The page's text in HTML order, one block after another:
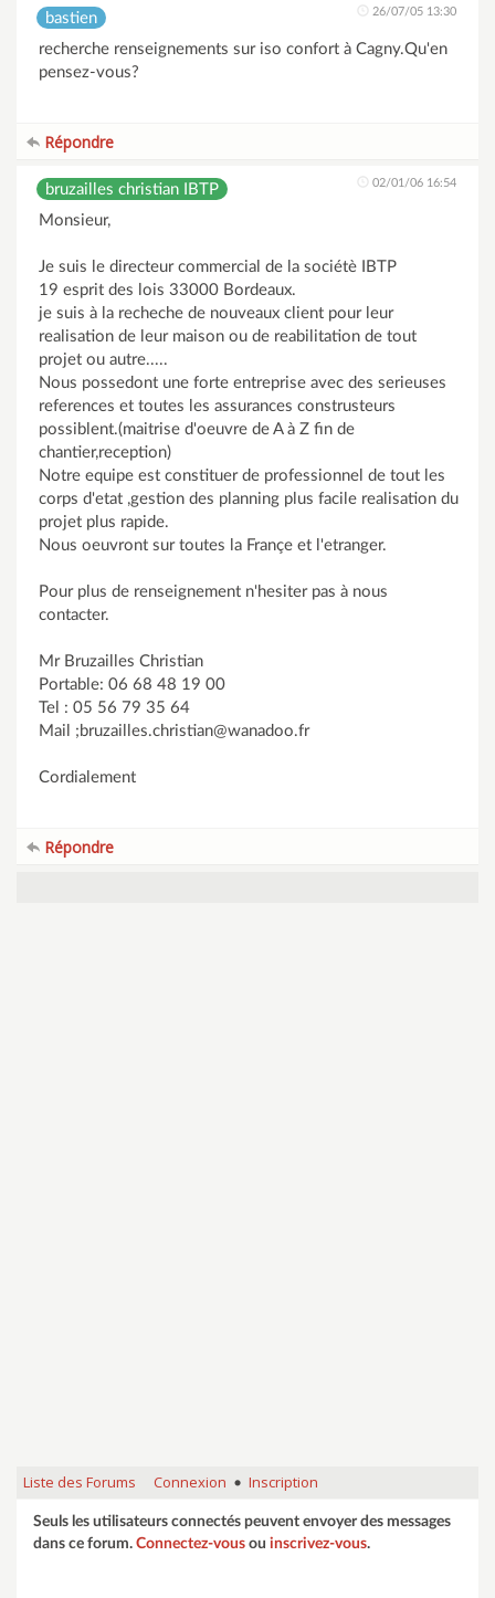
bastien 26/07/05 13:30
recherche renseignements sur iso confort à Cagny.Qu'en
pensez-vous?
Répondre
bruzailles christian IBTP 02/01/06 16:54
Monsieur,
Je suis le directeur commercial de la sociétè IBTP
19 esprit des lois 33000 Bordeaux.
je suis à la recheche de nouveaux client pour leur
realisation de leur maison ou de reabilitation de tout
projet ou autre.....
Nous possedont une forte entreprise avec des serieuses
references et toutes les assurances construsteurs
possiblent.(maitrise d'oeuvre de A à Z fin de
chantier,reception)
Notre equipe est constituer de professionnel de tout les
corps d'etat ,gestion des planning plus facile realisation du
projet plus rapide.
Nous oeuvront sur toutes la Françe et l'etranger.
Pour plus de renseignement n'hesiter pas à nous
contacter.
Mr Bruzailles Christian
Portable: 06 68 48 19 00
Tel : 05 56 79 35 64
Mail ;bruzailles.christian@wanadoo.fr
Cordialement
Répondre
Liste des Forums Connexion • Inscription
Seuls les utilisateurs connectés peuvent envoyer des messages
dans ce forum. Connectez-vous ou inscrivez-vous.